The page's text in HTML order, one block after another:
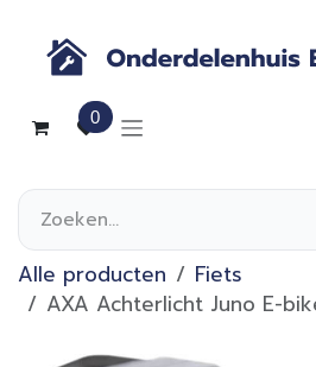
0
Alle producten
Fiets
AXA Achterlicht Juno E-